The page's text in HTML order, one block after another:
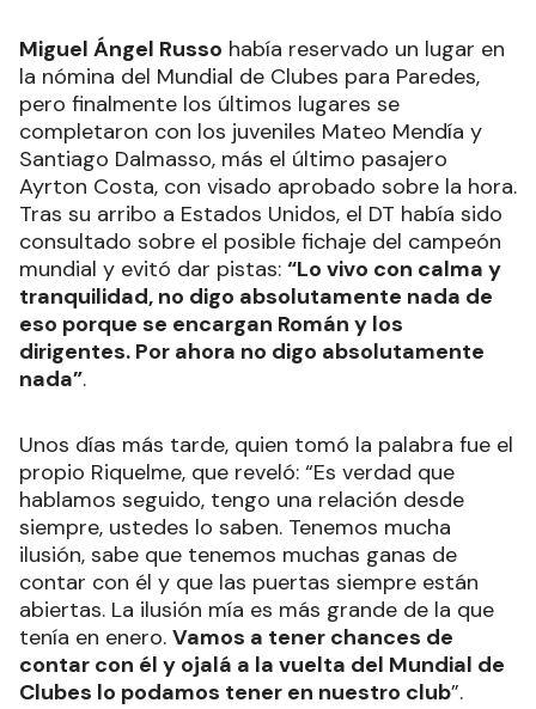
Miguel Ángel Russo había reservado un lugar en
la nómina del Mundial de Clubes para Paredes,
pero finalmente los últimos lugares se
completaron con los juveniles Mateo Mendía y
Santiago Dalmasso, más el último pasajero
Ayrton Costa, con visado aprobado sobre la hora.
Tras su arribo a Estados Unidos, el DT había sido
consultado sobre el posible fichaje del campeón
mundial y evitó dar pistas: “Lo vivo con calma y
tranquilidad, no digo absolutamente nada de
eso porque se encargan Román y los
dirigentes. Por ahora no digo absolutamente
nada”.
Unos días más tarde, quien tomó la palabra fue el
propio Riquelme, que reveló: “Es verdad que
hablamos seguido, tengo una relación desde
siempre, ustedes lo saben. Tenemos mucha
ilusión, sabe que tenemos muchas ganas de
contar con él y que las puertas siempre están
abiertas. La ilusión mía es más grande de la que
tenía en enero. Vamos a tener chances de
contar con él y ojalá a la vuelta del Mundial de
Clubes lo podamos tener en nuestro club”.